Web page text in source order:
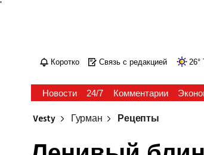
'
Коротко Связь с редакцией 26°
Новости 24/7 Комментарии
Vesty Гурман Рецепты